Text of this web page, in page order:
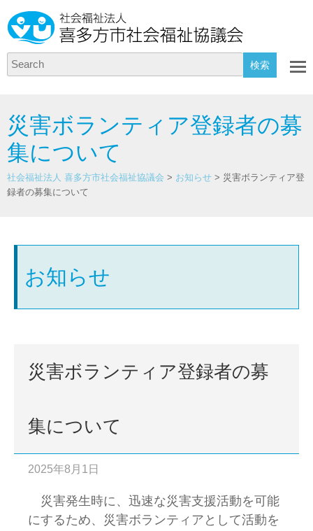
Search
災害ボランティア登録者の募
集について
社会福祉法人 喜多方市社会福祉協議会 > お知らせ > 災害ボランティア登
録者の募集について
お知らせ
災害ボランティア登録者の募
集について
2025年8月1日
災害発生時に、迅速な災害支援活動を可能
にするため、災害ボランティアとして活動を